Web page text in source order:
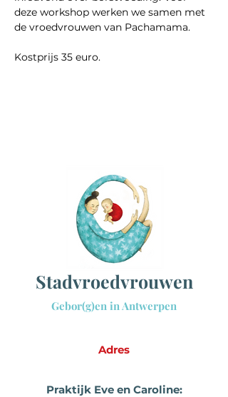
deze workshop werken we samen met
de vroedvrouwen van Pachamama.
Kostprijs 35 euro.
Stadvroedvrouwen
Gebor(g)en in Antwerpen
Adres
Praktijk Eve en Caroline: